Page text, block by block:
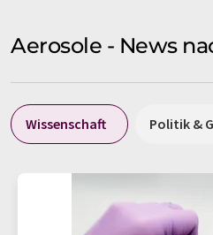
Aerosole - News
Wissenschaft Politik &